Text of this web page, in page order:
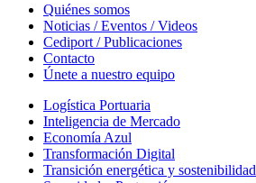
Quiénes somos
Noticias / Eventos / Videos
Cediport / Publicaciones
Contacto
Únete a nuestro equipo
Logística Portuaria
Inteligencia de Mercado
Economía Azul
Transformación Digital
Transición energética y sostenibilidad